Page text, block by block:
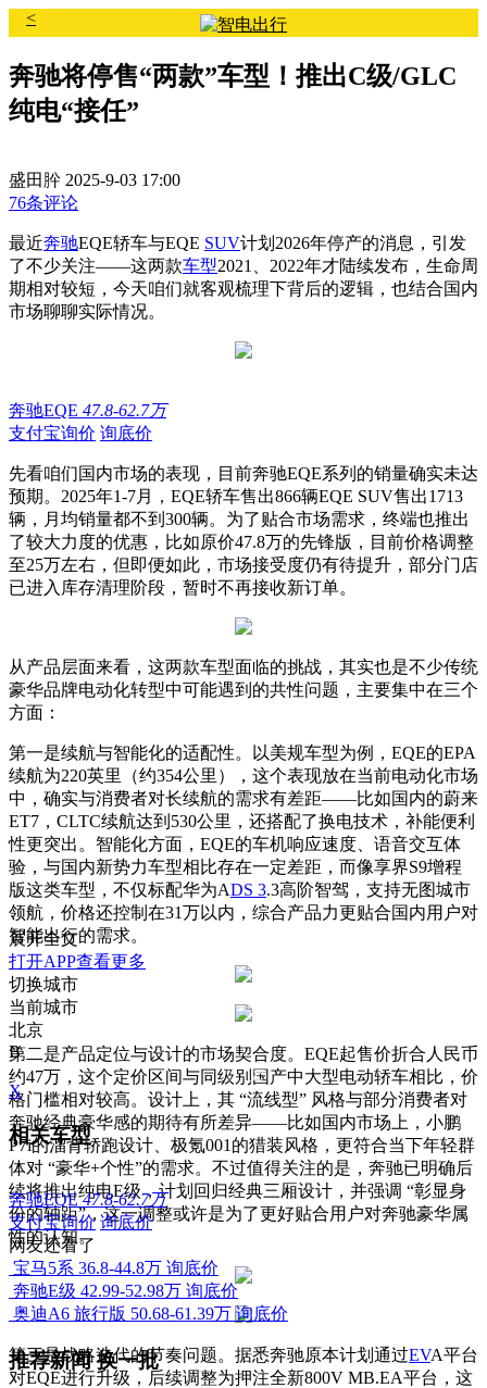
<
奔驰将停售“两款”车型！推出C级/GLC
纯电“接任”
盛田肸 2025-9-03 17:00
76条评论
最近奔驰EQE轿车与EQE SUV计划2026年停产的消息，引发
了不少关注——这两款车型2021、2022年才陆续发布，生命周
期相对较短，今天咱们就客观梳理下背后的逻辑，也结合国内
市场聊聊实际情况。
奔驰EQE 47.8-62.7万
支付宝询价 询底价
先看咱们国内市场的表现，目前奔驰EQE系列的销量确实未达
预期。2025年1-7月，EQE轿车售出866辆EQE SUV售出1713
辆，月均销量都不到300辆。为了贴合市场需求，终端也推出
了较大力度的优惠，比如原价47.8万的先锋版，目前价格调整
至25万左右，但即便如此，市场接受度仍有待提升，部分门店
已进入库存清理阶段，暂时不再接收新订单。
从产品层面来看，这两款车型面临的挑战，其实也是不少传统
豪华品牌电动化转型中可能遇到的共性问题，主要集中在三个
方面：
第一是续航与智能化的适配性。以美规车型为例，EQE的EPA
续航为220英里（约354公里），这个表现放在当前电动化市场
中，确实与消费者对长续航的需求有差距——比如国内的蔚来
ET7，CLTC续航达到530公里，还搭配了换电技术，补能便利
性更突出。智能化方面，EQE的车机响应速度、语音交互体
验，与国内新势力车型相比存在一定差距，而像享界S9增程
版这类车型，不仅标配华为ADS 3.3高阶智驾，支持无图城市
领航，价格还控制在31万以内，综合产品力更贴合国内用户对
智能出行的需求。
第二是产品定位与设计的市场契合度。EQE起售价折合人民币
约47万，这个定价区间与同级别国产中大型电动轿车相比，价
格门槛相对较高。设计上，其 “流线型” 风格与部分消费者对
奔驰经典豪华感的期待有所差异——比如国内市场上，小鹏
P7i的溜背轿跑设计、极氪001的猎装风格，更符合当下年轻群
体对 “豪华+个性”的需求。不过值得关注的是，奔驰已明确后
续将推出纯电E级，计划回归经典三厢设计，并强调 “彰显身
份的轴距”，这一调整或许是为了更好贴合用户对奔驰豪华属
性的认知。
第三是战略迭代的节奏问题。据悉奔驰原本计划通过EVA平台
对EQE进行升级，后续调整为押注全新800V MB.EA平台，这
展开全文
打开APP查看更多
切换城市
当前城市
北京
B
X
相关车型
奔驰EQE 47.8-62.7万
支付宝询价 询底价
网友还看了
宝马5系 36.8-44.8万 询底价
奔驰E级 42.99-52.98万 询底价
奥迪A6 旅行版 50.68-61.39万 询底价
推荐新闻换一批